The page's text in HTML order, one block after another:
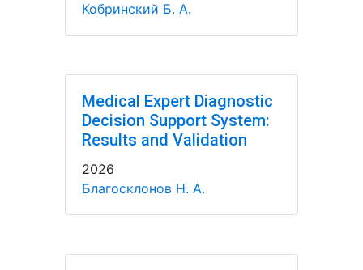
Кобринский Б. А.
Medical Expert Diagnostic
Decision Support System:
Results and Validation
2026
Благосклонов Н. А.